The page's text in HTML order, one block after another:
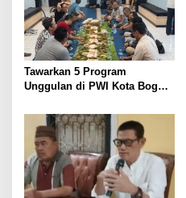
i
p
o
s
Tawarkan 5 Program
Unggulan di PWI Kota Bogor,
Wujudkan ‘PWI Jabar
Istimewa’*